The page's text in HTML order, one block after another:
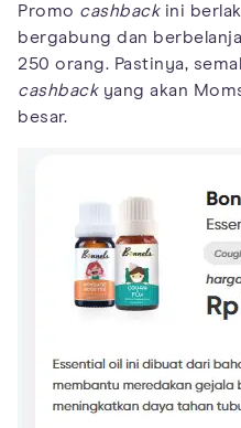
Promo cashbackini
bergabung dan
250 orang. Pastinya,
cashbackyang akan
besar.